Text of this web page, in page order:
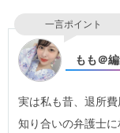
一言ポイント
もも＠
実は私も昔、退所
知り合いの弁護士